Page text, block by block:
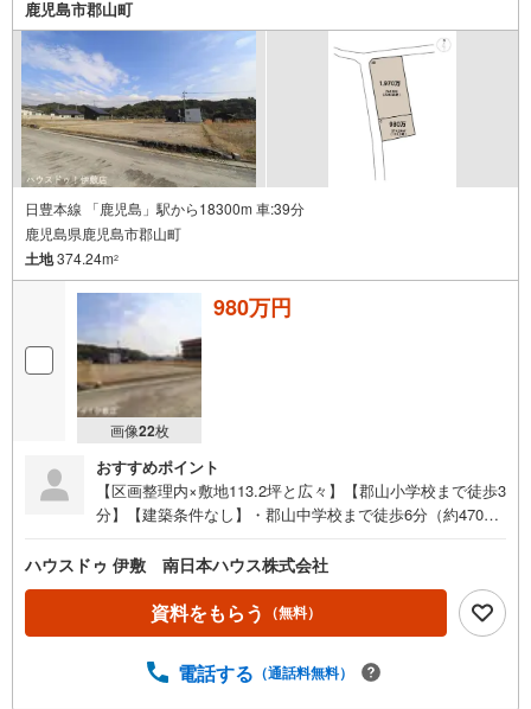
住宅ローンのご相談も承ります！お気軽にご相談ください
鹿児島市郡山町
日豊本線 「鹿児島」駅から18300m 車:39分
鹿児島県鹿児島市郡山町
土地374.24m2
画像22枚
980万円
おすすめポイント
【区画整理内×敷地113.2坪と広々】【郡山小学校まで徒歩3
分】【建築条件なし】・郡山中学校まで徒歩6分（約470
郡山小学校まで徒歩3分（約200m）・郡山中学校まで徒歩6
分（約470m）・郡山ショップまで徒歩11分（約840m）・
ドラッグセイムス鹿児島郡山店まで徒歩14分（約1120
m）・鹿児島銀行 郡山支店まで徒歩15分（約1170m）・
郵便局まで徒歩16分（約1270m）・郡山支所まで徒歩19分
ハウスドゥ 伊敷 南日本ハウス株式会社
資料をもらう （無料）
電話する （通話料無料）